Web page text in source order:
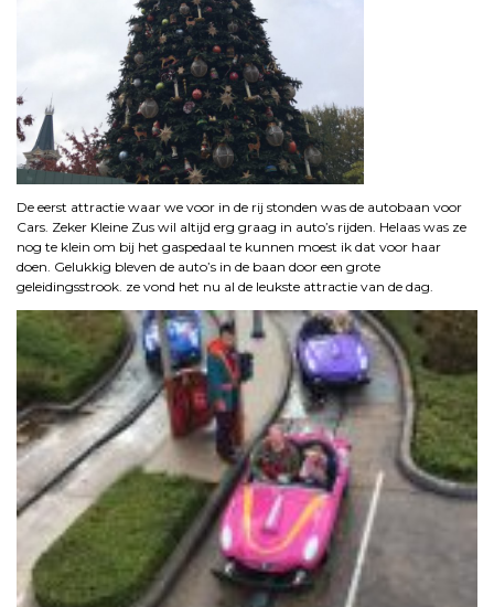
De eerst attractie waar we voor in de rij stonden was de autobaan voor
Cars. Zeker Kleine Zus wil altijd erg graag in auto’s rijden. Helaas was ze
nog te klein om bij het gaspedaal te kunnen moest ik dat voor haar
doen. Gelukkig bleven de auto’s in de baan door een grote
geleidingsstrook. ze vond het nu al de leukste attractie van de dag.